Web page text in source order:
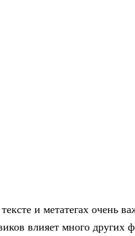
и метатегах очень
влияет много других